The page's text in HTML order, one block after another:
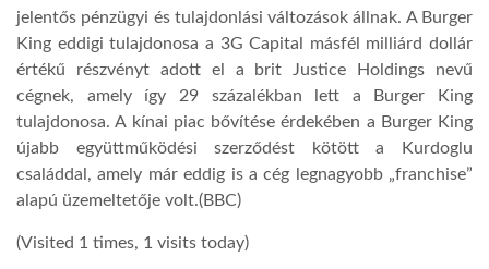
GLOBOTV
AFRIKA TUDÁSTÁR
jelentős pénzügyi és tulajdonlási változások állnak. A Burger
King eddigi tulajdonosa a 3G Capital másfél milliárd dollár
értékű részvényt adott el a brit Justice Holdings nevű
cégnek, amely így 29 százalékban lett a Burger King
tulajdonosa. A kínai piac bővítése érdekében a Burger King
újabb együttműködési szerződést kötött a Kurdoglu
családdal, amely már eddig is a cég legnagyobb „franchise”
alapú üzemeltetője volt.(BBC)
(Visited 1 times, 1 visits today)